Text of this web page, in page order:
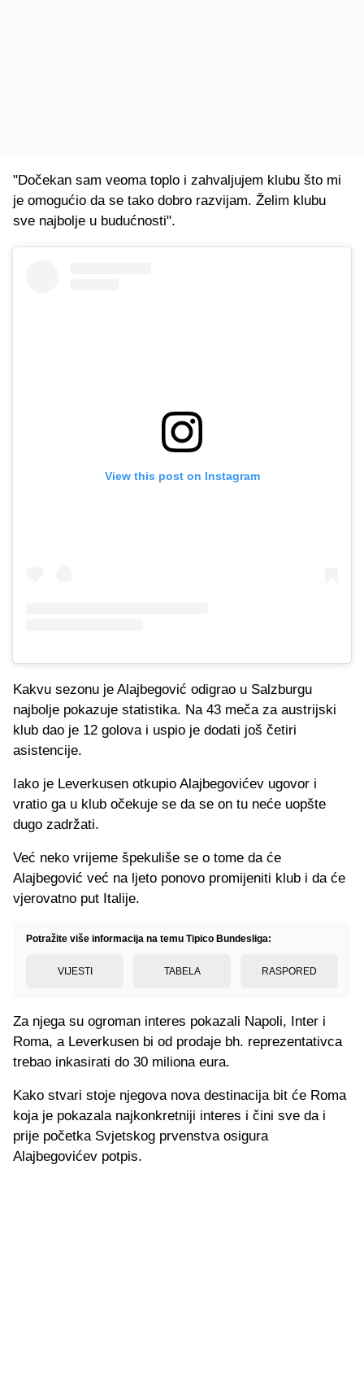
"Dočekan sam veoma toplo i zahvaljujem klubu što mi
je omogućio da se tako dobro razvijam. Želim klubu
sve najbolje u budućnosti".
View this post on Instagram
Kakvu sezonu je Alajbegović odigrao u Salzburgu
najbolje pokazuje statistika. Na 43 meča za austrijski
klub dao je 12 golova i uspio je dodati još četiri
asistencije.
Iako je Leverkusen otkupio Alajbegovićev ugovor i
vratio ga u klub očekuje se da se on tu neće uopšte
dugo zadržati.
Već neko vrijeme špekuliše se o tome da će
Alajbegović već na ljeto ponovo promijeniti klub i da će
vjerovatno put Italije.
Potražite više informacija na temu Tipico Bundesliga:
VIJESTI TABELA RASPORED
Za njega su ogroman interes pokazali Napoli, Inter i
Roma, a Leverkusen bi od prodaje bh. reprezentativca
trebao inkasirati do 30 miliona eura.
Kako stvari stoje njegova nova destinacija bit će Roma
koja je pokazala najkonkretniji interes i čini sve da i
prije početka Svjetskog prvenstva osigura
Alajbegovićev potpis.